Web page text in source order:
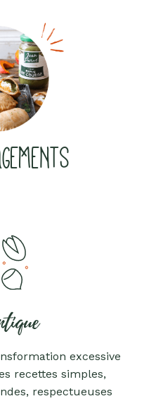
excessive
recettes simples,
respectueuses